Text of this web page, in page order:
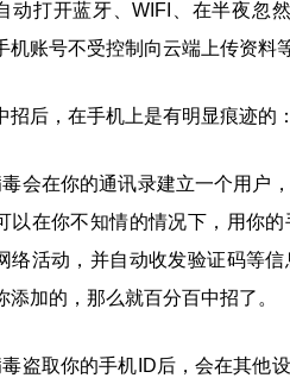
动打开蓝牙、WIFI、在半夜忽
机账号不受控制向云端上传资料
招后，在手机上是有明显痕迹的：
会在你的通讯录建立一个用户
以在你不知情的情况下，用你
络活动，并自动收发验证码等
添加的，那么就百分百中招了。
盗取你的手机ID后，会在其他